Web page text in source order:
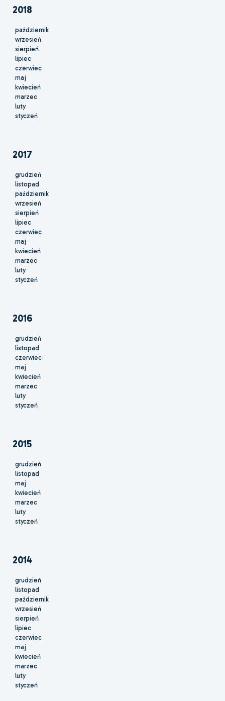
2018
październik
wrzesień
sierpień
lipiec
czerwiec
maj
kwiecień
marzec
luty
styczeń
2017
grudzień
listopad
październik
wrzesień
sierpień
lipiec
czerwiec
maj
kwiecień
marzec
luty
styczeń
2016
grudzień
listopad
czerwiec
maj
kwiecień
marzec
luty
styczeń
2015
grudzień
listopad
maj
kwiecień
marzec
luty
styczeń
2014
grudzień
listopad
październik
wrzesień
sierpień
lipiec
czerwiec
maj
kwiecień
marzec
luty
styczeń